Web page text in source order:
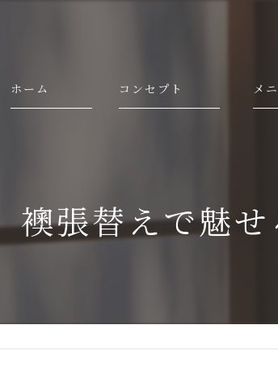
ホーム コンセプト メ
襖張替えで魅